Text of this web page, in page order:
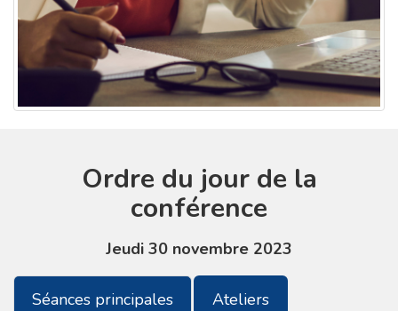
Ordre du jour de la
conférence
Jeudi 30 novembre 2023
Séances principales Ateliers